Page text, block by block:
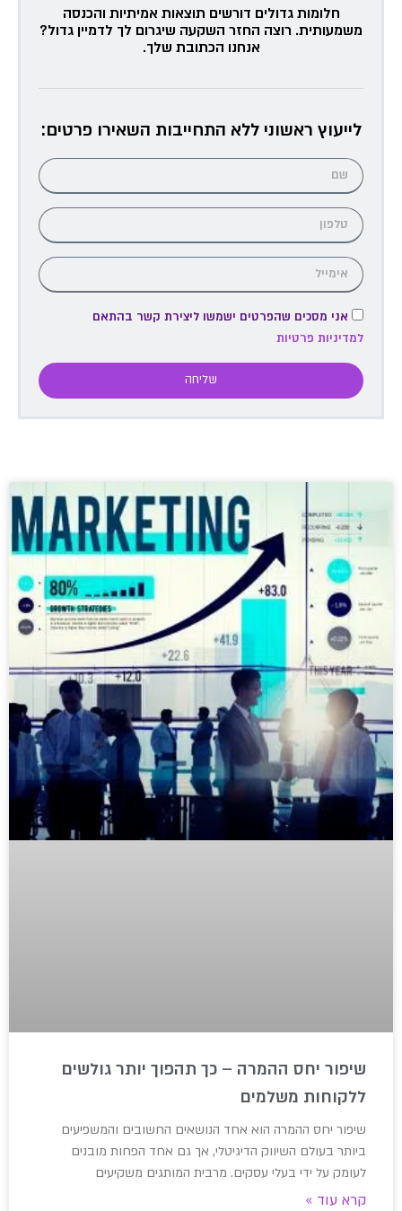
חלומות גדולים דורשים תוצאות אמיתיות והכנסה
משמעותית. רוצה החזר השקעה שיגרום לך לדמיין גדול?
אנחנו הכתובת שלך.
לייעוץ ראשוני ללא התחייבות השאירו פרטים:
אני מסכים שהפרטים ישמשו ליצירת קשר בהתאם
למדיניות פרטיות
שליחה
שיפור יחס ההמרה – כך תהפוך יותר גולשים
ללקוחות משלמים
שיפור יחס ההמרה הוא אחד הנושאים החשובים והמשפיעים
ביותר בעולם השיווק הדיגיטלי, אך גם אחד הפחות מובנים
לעומק על ידי בעלי עסקים. מרבית המותגים משקיעים
קרא עוד »